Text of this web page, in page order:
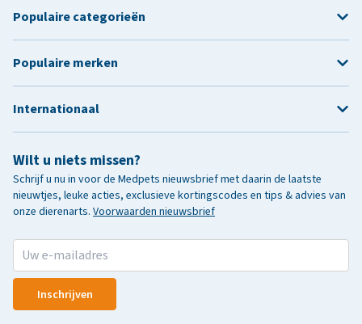
Wilt u niets missen?
Schrijf u nu in voor de Medpets nieuwsbrief met daarin de laatste
nieuwtjes, leuke acties, exclusieve kortingscodes en tips & advies van
onze dierenarts. Voorwaarden nieuwsbrief
Inschrijven
Populaire categorieën
Populaire merken
Internationaal